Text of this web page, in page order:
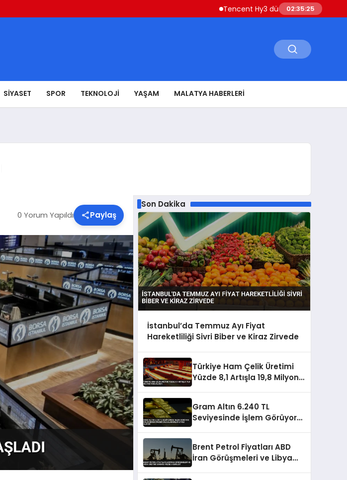
Tencent Hy3 dünya genelinde kullanıma
02:35:26
SIYASET SPOR TEKNOLOJI YAŞAM MALATYA HABERLERI
0 Yorum Yapıldı Paylaş
Son Dakika
İstanbul’da Temmuz Ayı Fiyat
Hareketliliği Sivri Biber ve Kiraz Zirvede
Türkiye Ham Çelik Üretimi
Yüzde 8,1 Artışla 19,8 Milyon
Gram Altın 6.240 TL
Seviyesinde İşlem Görüyor
Brent Petrol Fiyatları ABD
İran Görüşmeleri ve Libya